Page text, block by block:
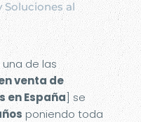
Soluciones al
de las
venta de
en España] se
poniendo toda